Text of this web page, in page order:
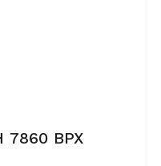
7860 BPX